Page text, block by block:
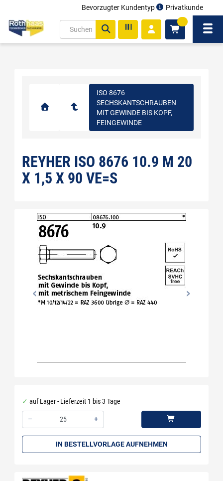
Bevorzugter Kundentyp Privatkunde
ISO 8676
SECHSKANTSCHRAUBEN
MIT GEWINDE BIS KOPF,
FEINGEWINDE
REYHER ISO 8676 10.9 M 20
X 1,5 X 90 VE=S
auf Lager - Lieferzeit 1 bis 3 Tage
–
+
IN BESTELLVORLAGE AUFNEHMEN